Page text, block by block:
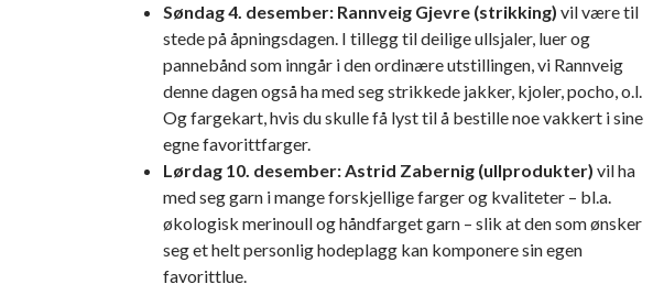
Søndag 4. desember: Rannveig Gjevre (strikking) vil være til
stede på åpningsdagen. I tillegg til deilige ullsjaler, luer og
pannebånd som inngår i den ordinære utstillingen, vi Rannveig
denne dagen også ha med seg strikkede jakker, kjoler, pocho, o.l.
Og fargekart, hvis du skulle få lyst til å bestille noe vakkert i sine
egne favorittfarger.
Lørdag 10. desember: Astrid Zabernig (ullprodukter) vil ha
med seg garn i mange forskjellige farger og kvaliteter – bl.a.
økologisk merinoull og håndfarget garn – slik at den som ønsker
seg et helt personlig hodeplagg kan komponere sin egen
favorittlue.